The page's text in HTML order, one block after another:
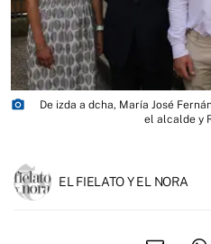
photo_camera
De izda a dcha, María José
el alcalde y
EL FIELATO Y EL NORA